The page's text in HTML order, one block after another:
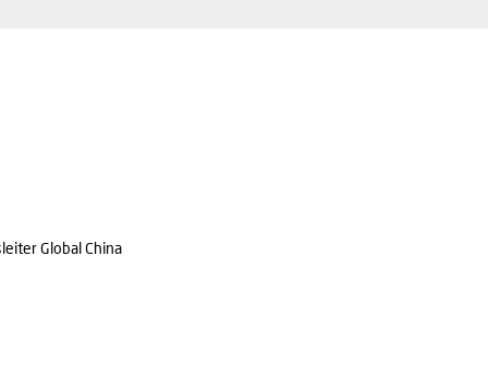
Global China